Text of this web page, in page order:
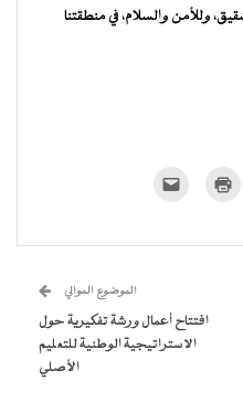
وللأمن والسلام، في منطقتنا
للطباعة
جديدة) الإلكتروني
نافذة
جديدة)
الموضوع الموالي
افتتاح أعمال ورشة تفكيرية حول
الاستراتيجية الوطنية للتعليم
الأصلي